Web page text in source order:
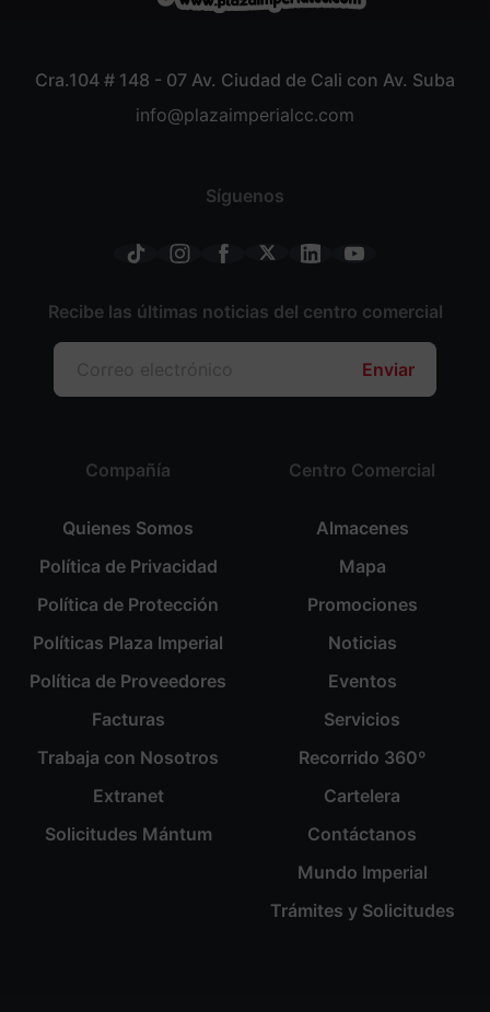
Cra.104 # 148 - 07 Av. Ciudad de Cali con Av. Suba
info@plazaimperialcc.com
Compañía
Quienes Somos
Política de Privacidad
Política de Protección
Políticas Plaza Imperial
Política de Proveedores
Facturas
Trabaja con Nosotros
Extranet
Solicitudes Mántum
Centro Comercial
Almacenes
Mapa
Promociones
Noticias
Eventos
Servicios
Recorrido 360º
Cartelera
Contáctanos
Mundo Imperial
Trámites y Solicitudes
Síguenos
Recibe las últimas noticias del centro comercial
Enviar